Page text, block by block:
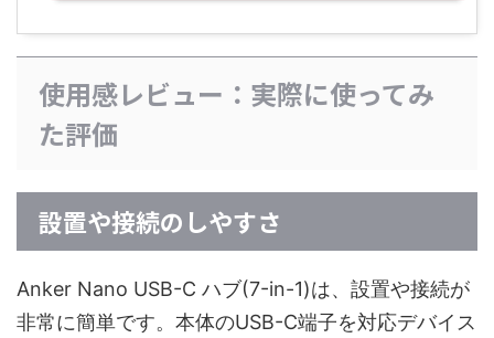
使用感レビュー：実際に使ってみ
た評価
設置や接続のしやすさ
Anker Nano USB-C ハブ(7-in-1)は、設置や接続が
非常に簡単です。本体のUSB-C端子を対応デバイス